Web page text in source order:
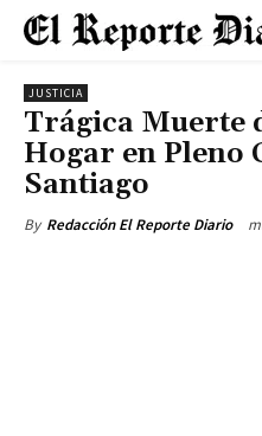
JUSTICIA
Trágica Muerte
Hogar en Pleno
Santiago
By Redacción El Reporte Diario